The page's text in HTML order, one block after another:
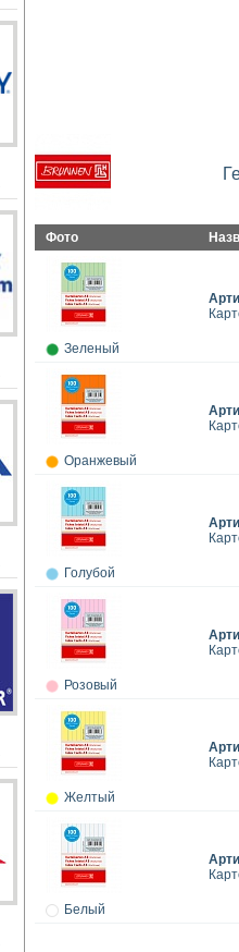
Фото
Зеленый
Оранжевый
Голубой
Розовый
Желтый
Белый